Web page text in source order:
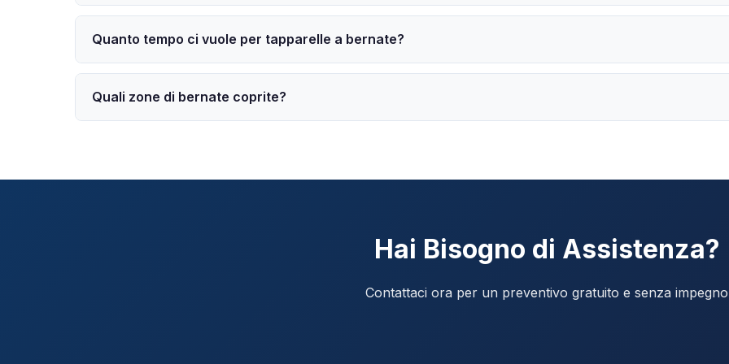
Quanto tempo ci vuole per tapparelle a bernate?
Quali zone di bernate coprite?
Hai Bisogno di Assistenza?
Contattaci ora per un preventivo gratuito e senza impegno